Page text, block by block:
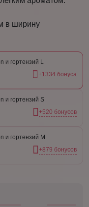
в ширину
и гортензий L
+1334 бонуса
и гортензий S
+520 бонусов
и гортензий M
+879 бонусов